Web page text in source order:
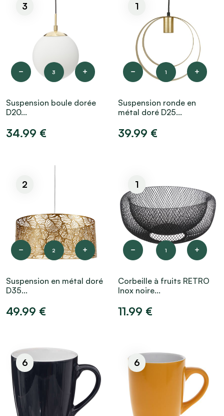
3
3
Suspension boule dorée
D20...
34.99 €
1
1
Suspension ronde en
métal doré D25...
39.99 €
2
2
Suspension en métal doré
D35...
49.99 €
1
1
Corbeille à fruits RETRO
Inox noire...
11.99 €
6 6